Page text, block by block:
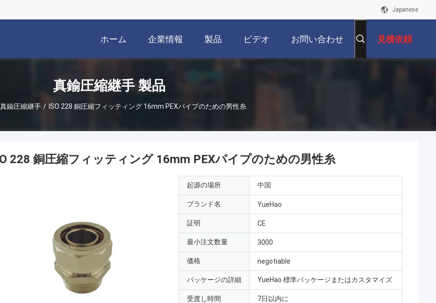
Japanese
ホーム 企業情報 製品 ビデオ お問い合わせ 見積依頼
真鍮圧縮継手 製品
真鍮圧縮継手 / ISO 228 銅圧縮フィッティング 16mm PEXパイプのための男性糸
228 銅圧縮フィッティング 16mm PEXパイプのための男性糸
起源の場所 中国
ブランド名 YueHao
証明 CE
最小注文数量 3000
価格 negotiable
パッケージの詳細 YueHao 標準パッケージまたはカスタマイズ
受渡し時間 7日以内に